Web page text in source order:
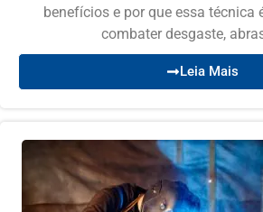
benefícios e por que essa técnica
combater desgaste,
Leia Mais